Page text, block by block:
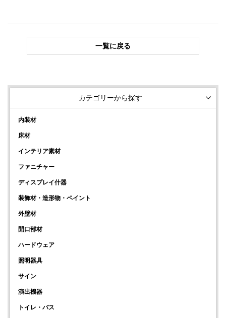
一覧に戻る
カテゴリーから探す
内装材
床材
インテリア素材
ファニチャー
ディスプレイ什器
装飾材・造形物・ペイント
外壁材
開口部材
ハードウェア
照明器具
サイン
演出機器
トイレ・バス